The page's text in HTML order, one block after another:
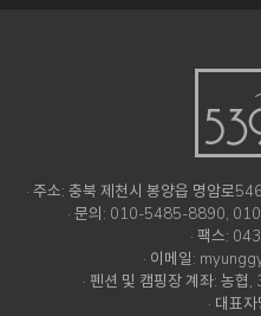
· 주소: 충북 제천시 봉양읍 명암로
· 문의: 010-5485-8890,
· 팩스:
· 이메일:
· 펜션 및 캠핑장 계좌: 농
· 대표